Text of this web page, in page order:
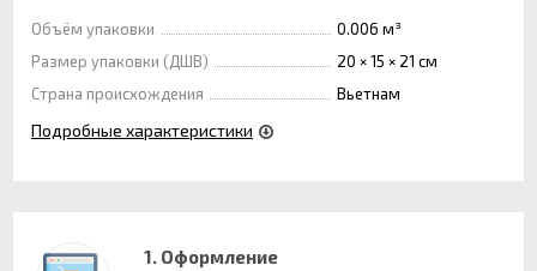
Объём упаковки
0.006 м³
Размер упаковки (ДШВ)
20 × 15 × 21 см
Страна происхождения
Вьетнам
Подробные характеристики
1. Оформление